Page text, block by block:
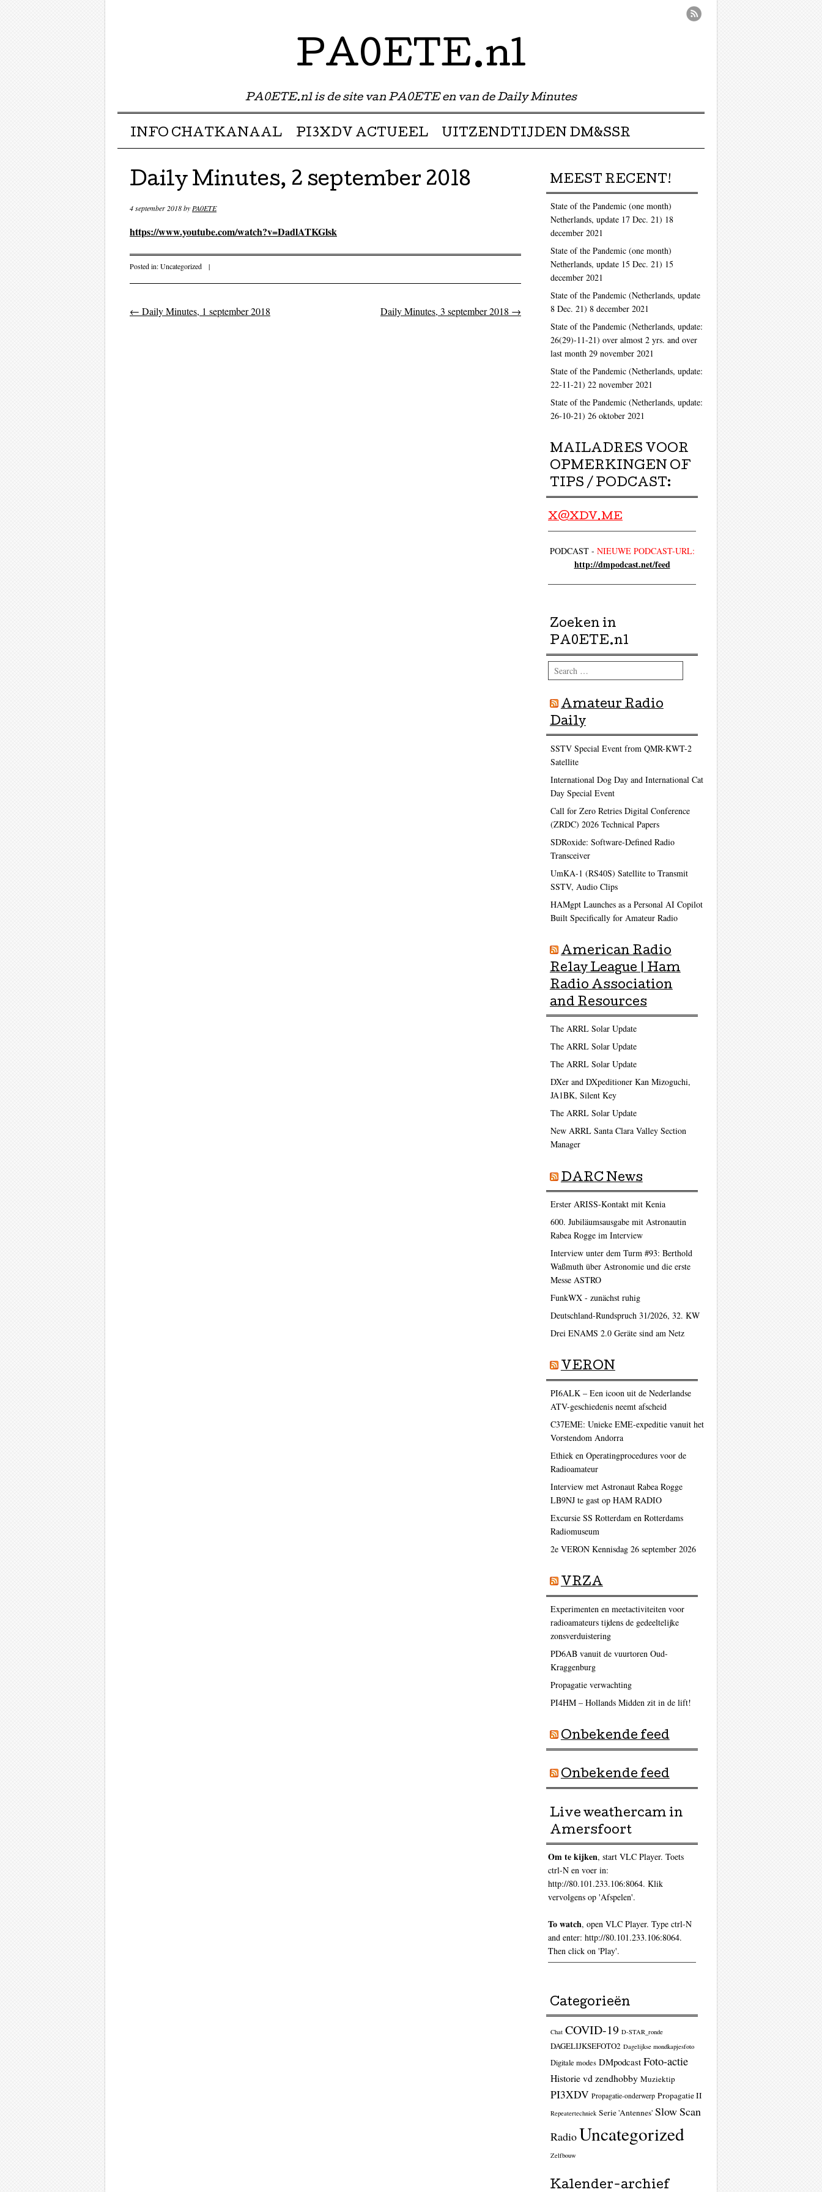
PA0ETE.nl
PA0ETE.nl is de site van PA0ETE en van de Daily Minutes
Menu ☰
Skip to content
INFO CHATKANAAL PI3XDV ACTUEEL UITZENDTIJDEN DM&SSR
Daily Minutes, 2 september 2018
4 september 2018by PA0ETE
https://www.youtube.com/watch?v=DadlATKGlsk
Posted in:Uncategorized |
Post navigation
← Daily Minutes, 1 september 2018 Daily Minutes, 3 september 2018 →
MEEST RECENT!
State of the Pandemic (one month)
Netherlands, update 17 Dec. 21) 18
december 2021
State of the Pandemic (one month)
Netherlands, update 15 Dec. 21) 15
december 2021
State of the Pandemic (Netherlands, update
8 Dec. 21) 8 december 2021
State of the Pandemic (Netherlands, update:
26(29)-11-21) over almost 2 yrs. and over
last month 29 november 2021
State of the Pandemic (Netherlands, update:
22-11-21) 22 november 2021
State of the Pandemic (Netherlands, update:
26-10-21) 26 oktober 2021
MAILADRES VOOR
OPMERKINGEN OF
TIPS / PODCAST:
X@XDV.ME
PODCAST - NIEUWE PODCAST-URL:
http://dmpodcast.net/feed
Zoeken in
PA0ETE.nl
Search
Amateur Radio
Daily
SSTV Special Event from QMR-KWT-2
Satellite
International Dog Day and International Cat
Day Special Event
Call for Zero Retries Digital Conference
(ZRDC) 2026 Technical Papers
SDRoxide: Software-Defined Radio
Transceiver
UmKA-1 (RS40S) Satellite to Transmit
SSTV, Audio Clips
HAMgpt Launches as a Personal AI Copilot
Built Specifically for Amateur Radio
American Radio
Relay League | Ham
Radio Association
and Resources
The ARRL Solar Update
The ARRL Solar Update
The ARRL Solar Update
DXer and DXpeditioner Kan Mizoguchi,
JA1BK, Silent Key
The ARRL Solar Update
New ARRL Santa Clara Valley Section
Manager
DARC News
Erster ARISS-Kontakt mit Kenia
600. Jubiläumsausgabe mit Astronautin
Rabea Rogge im Interview
Interview unter dem Turm #93: Berthold
Waßmuth über Astronomie und die erste
Messe ASTRO
FunkWX - zunächst ruhig
Deutschland-Rundspruch 31/2026, 32. KW
Drei ENAMS 2.0 Geräte sind am Netz
VERON
PI6ALK – Een icoon uit de Nederlandse
ATV-geschiedenis neemt afscheid
C37EME: Unieke EME-expeditie vanuit het
Vorstendom Andorra
Ethiek en Operatingprocedures voor de
Radioamateur
Interview met Astronaut Rabea Rogge
LB9NJ te gast op HAM RADIO
Excursie SS Rotterdam en Rotterdams
Radiomuseum
2e VERON Kennisdag 26 september 2026
VRZA
Experimenten en meetactiviteiten voor
radioamateurs tijdens de gedeeltelijke
zonsverduistering
PD6AB vanuit de vuurtoren Oud-
Kraggenburg
Propagatie verwachting
PI4HM – Hollands Midden zit in de lift!
Onbekende feed
Onbekende feed
Live weathercam in
Amersfoort
Om te kijken, start VLC Player. Toets
ctrl-N en voer in:
http://80.101.233.106:8064. Klik
vervolgens op 'Afspelen'.
To watch, open VLC Player. Type ctrl-N
and enter: http://80.101.233.106:8064.
Then click on 'Play'.
Categorieën
Chat COVID-19 D-STAR_ronde
DAGELIJKSEFOTO2 Dagelijkse mondkapjesfoto
Digitale modes DMpodcast Foto-actie
Historie vd zendhobby Muziektip
PI3XDV Propagatie-onderwerp Propagatie II
Repeatertechniek Serie 'Antennes' Slow Scan
RadioUncategorized
Zelfbouw
Kalender-archief